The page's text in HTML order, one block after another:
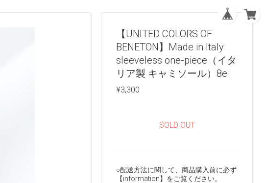
【UNITED COLORS OF
BENETON】Made in Italy
sleeveless one-piece（イタ
リア製 キャミソール）8e
¥3,300
SOLD OUT
○配送方法に関して、商品購入前に必ず
【information】をご覧ください。